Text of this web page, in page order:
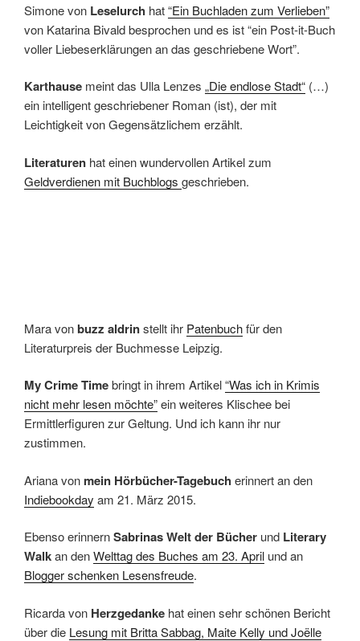
Simone von Leselurch hat“Ein Buchladen zum Verlieben”
von Katarina Bivald besprochen und es ist “ein Post-it-Buch
voller Liebeserklärungen an das geschriebene Wort”.
Karthause meint das Ulla Lenzes „Die endlose Stadt“ (…)
ein intelligent geschriebener Roman (ist), der mit
Leichtigkeit von Gegensätzlichem erzählt.
Literaturen hat einen wundervollen Artikel zum
Geldverdienen mit Buchblogs geschrieben.
Mara vonbuzz aldrinstellt ihr Patenbuchfür den
Literaturpreis der Buchmesse Leipzig.
My Crime Timebringt in ihrem Artikel“Was ich in Krimis
nicht mehr lesen möchte”ein weiteres Klischee bei
Ermittlerfiguren zur Geltung. Und ich kann ihr nur
zustimmen.
Ariana von mein Hörbücher-Tagebuch erinnert an den
Indiebookday am 21. März 2015.
Ebenso erinnernSabrinas Welt der Bücher und Literary
Walkan denWelttag des Buches am 23. April und an
Blogger schenken Lesensfreude.
Ricarda von Herzgedanke hat einen sehr schönen Bericht
über die Lesung mit Britta Sabbag, Maite Kelly und Joëlle